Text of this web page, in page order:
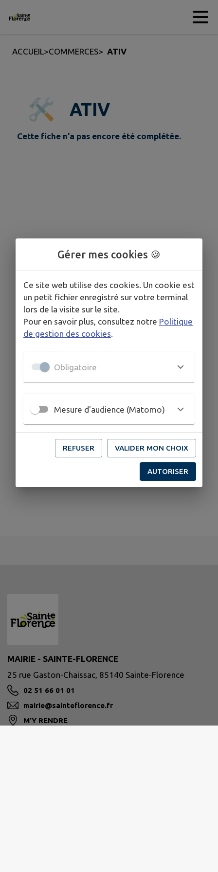
Contenu
ACCUEIL>COMMERCES> ATIV
ATIV
Cette fiche n'a pas encore été complétée.
MAIRIE - SAINTE-FLORENCE
25 rue Gaston-Chaissac, 85140 Sainte-Florence
02 51 66 01 01
mairie@sainteflorence.fr
M'Y RENDRE
Gérer mes cookies 🍪
Ce site web utilise des cookies. Un cookie est
un petit fichier enregistré sur votre terminal
lors de la visite sur le site.
Pour en savoir plus, consultez notre Politique
de gestion des cookies.
Obligatoire
Mesure d'audience (Matomo)
REFUSER VALIDER MON CHOIX
AUTORISER